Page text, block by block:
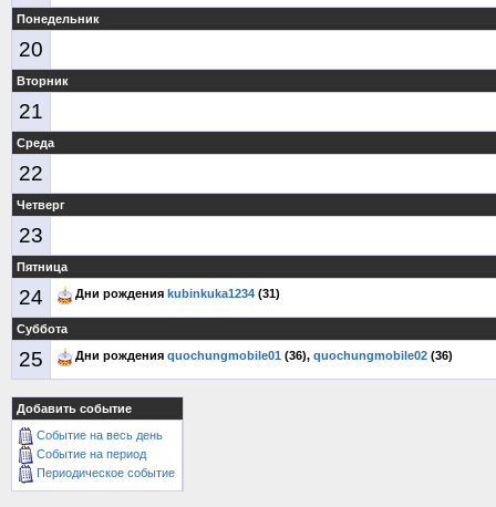
Понедельник
20
Вторник
21
Среда
22
Четверг
23
Пятница
24 Дни рождения kubinkuka1234 (31)
Суббота
25 Дни рождения quochungmobile01 (36), quochungmobile02 (36)
Добавить событие
Событие на весь день
Событие на период
Периодическое событие